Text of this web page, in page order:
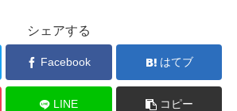
シェアする
Facebook はてブ
LINE コピー